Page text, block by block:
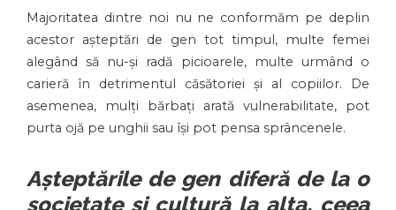
Majoritatea dintre noi nu ne conformăm pe deplin
acestor așteptări de gen tot timpul, multe femei
alegând să nu-și radă picioarele, multe urmând o
carieră în detrimentul căsătoriei și al copiilor. De
asemenea, mulți bărbați arată vulnerabilitate, pot
purta ojă pe unghii sau își pot pensa sprâncenele.
Așteptările de gen diferă de la o
societate și cultură la alta, ceea